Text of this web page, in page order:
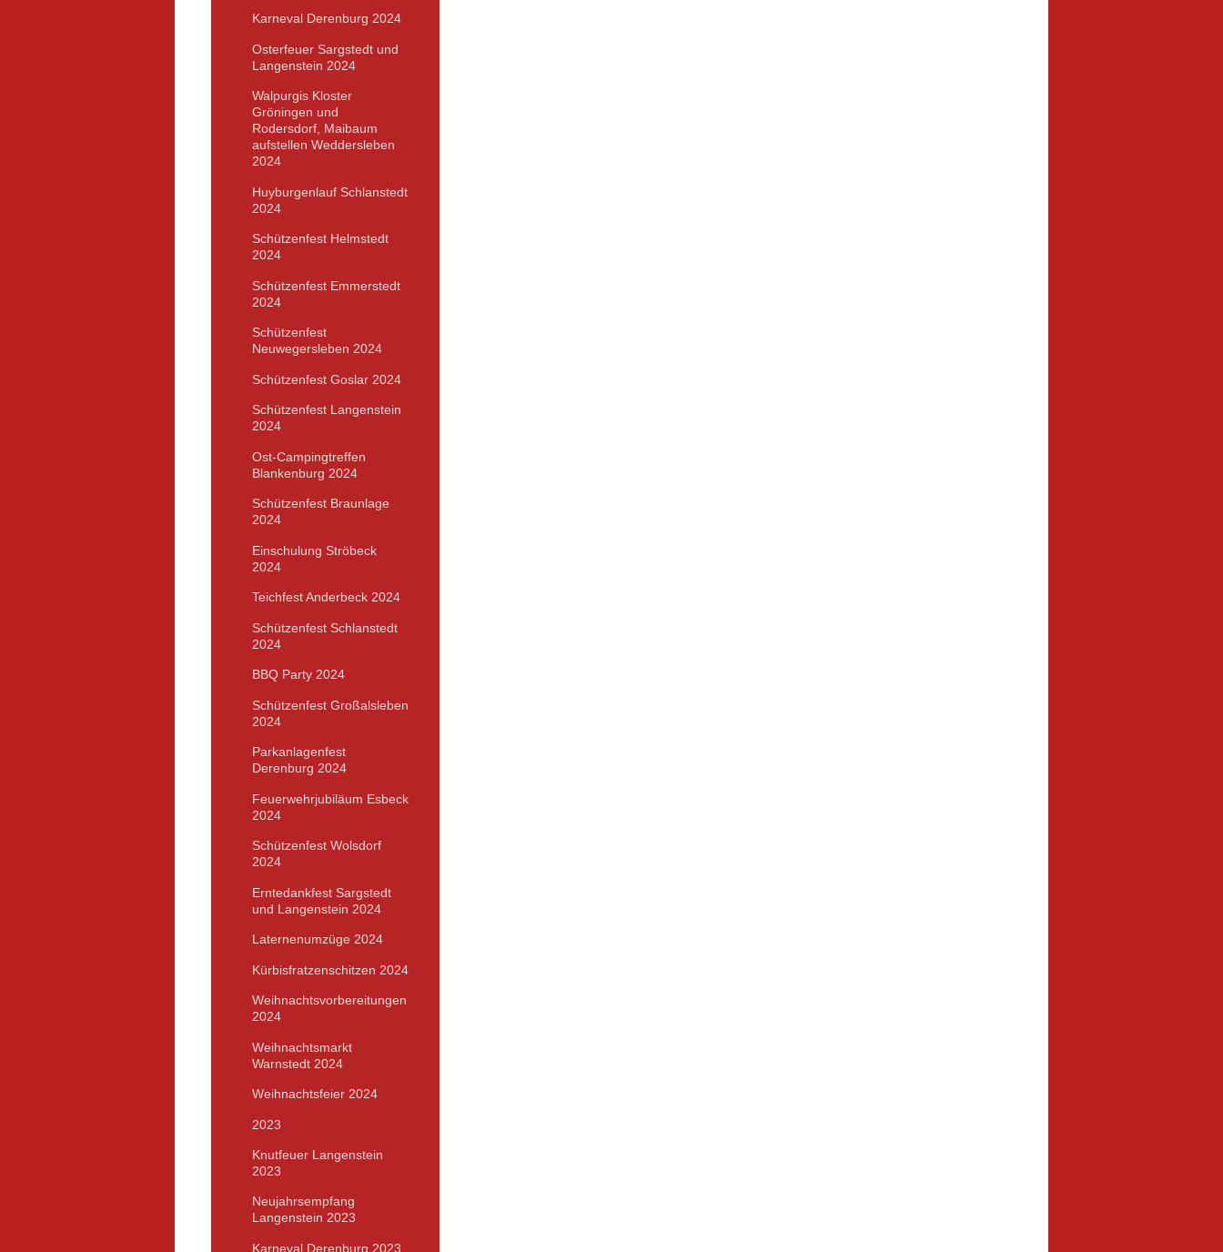
Karneval Derenburg 2024
Osterfeuer Sargstedt und
Langenstein 2024
Walpurgis Kloster
Gröningen und
Rodersdorf, Maibaum
aufstellen Weddersleben
2024
Huyburgenlauf Schlanstedt
2024
Schützenfest Helmstedt
2024
Schützenfest Emmerstedt
2024
Schützenfest
Neuwegersleben 2024
Schützenfest Goslar 2024
Schützenfest Langenstein
2024
Ost-Campingtreffen
Blankenburg 2024
Schützenfest Braunlage
2024
Einschulung Ströbeck
2024
Teichfest Anderbeck 2024
Schützenfest Schlanstedt
2024
BBQ Party 2024
Schützenfest Großalsleben
2024
Parkanlagenfest
Derenburg 2024
Feuerwehrjubiläum Esbeck
2024
Schützenfest Wolsdorf
2024
Erntedankfest Sargstedt
und Langenstein 2024
Laternenumzüge 2024
Kürbisfratzenschitzen 2024
Weihnachtsvorbereitungen
2024
Weihnachtsmarkt
Warnstedt 2024
Weihnachtsfeier 2024
2023
Knutfeuer Langenstein
2023
Neujahrsempfang
Langenstein 2023
Karneval Derenburg 2023